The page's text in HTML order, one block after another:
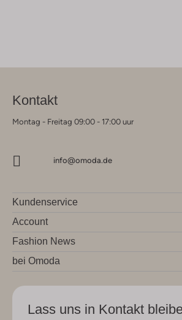
Kontakt
Montag - Freitag 09:00 - 17:00 uur
info@omoda.de
Kundenservice
Account
Fashion News
bei Omoda
Lass uns in Kontakt